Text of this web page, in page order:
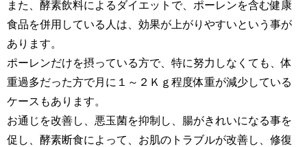
また、酵素飲料によるダイエットで、ポーレンを含む健康
食品を併用している人は、効果が上がりやすいという事が
あります。
ポーレンだけを摂っている方で、特に努力しなくても、体
重過多だった方で月に１～２Ｋｇ程度体重が減少している
ケースもあります。
お通じを改善し、悪玉菌を抑制し、腸がきれいになる事を
促し、酵素断食によって、お肌のトラブルが改善し、修復